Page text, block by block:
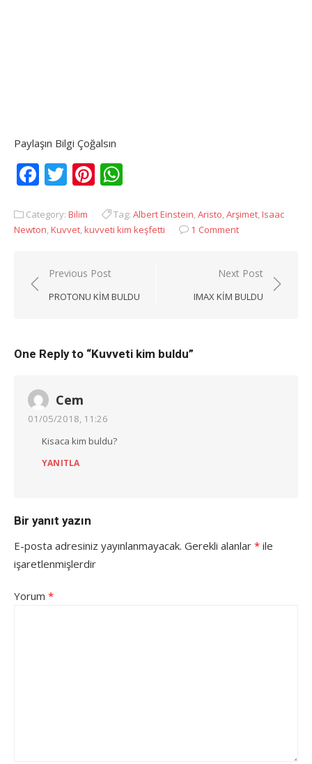
Paylaşın Bilgi Çoğalsın
Facebook
TwitterPinterest
Category: Bilim Tag: Albert Einstein,Aristo,Arşimet,Isaac
Newton,Kuvvet,kuvveti kim keşfetti 1 Comment
Yazı
gezinmesi
Previous Post
PROTONU KIM BULDU
Next Post
IMAX KIM BULDU
One Reply to “Kuvveti kim buldu”
Cem
01/05/2018, 11:26
Kisaca kim buldu?
YANITLA
Bir yanıt yazın
E-posta adresiniz yayınlanmayacak. Gerekli alanlar * ile
işaretlenmişlerdir
Yorum *